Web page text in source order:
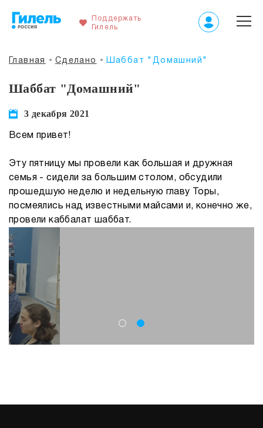
Поддержать
Гилель
Главная Сделано Шаббат "Домашний"
Шаббат "Домашний"
3 декабря 2021
Всем привет!
Эту пятницу мы провели как большая и дружная
семья - сидели за большим столом, обсудили
прошедшую неделю и недельную главу Торы,
посмеялись над известными майсами и, конечно же,
провели каббалат шаббат.